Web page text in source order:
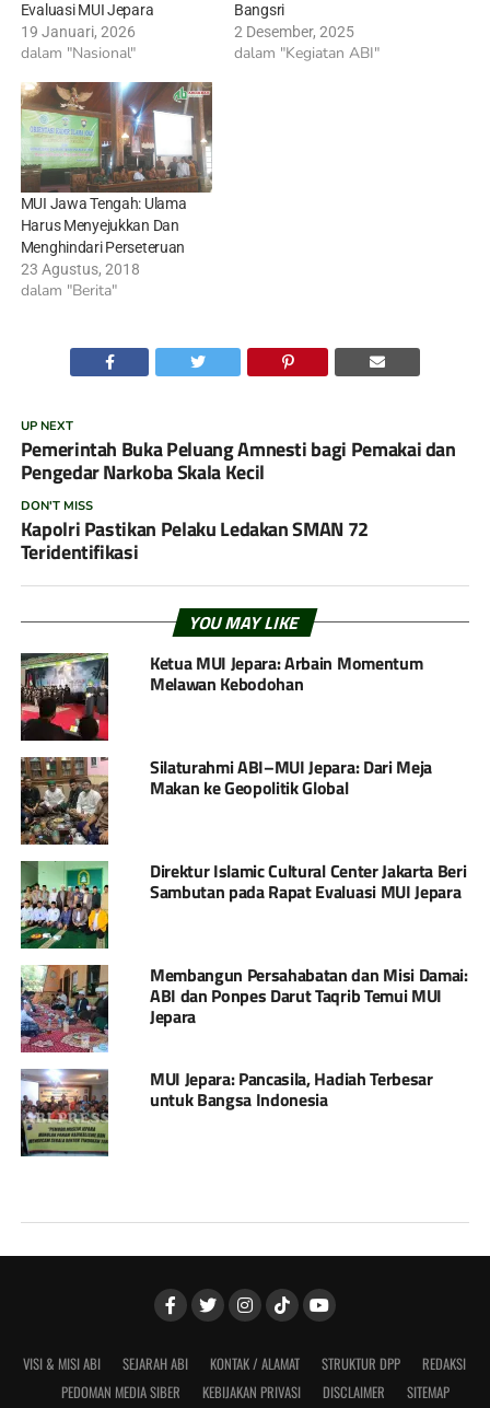
Evaluasi MUI Jepara
19 Januari, 2026
dalam "Nasional"
Bangsri
2 Desember, 2025
dalam "Kegiatan ABI"
MUI Jawa Tengah: Ulama
Harus Menyejukkan Dan
Menghindari Perseteruan
23 Agustus, 2018
dalam "Berita"
UP NEXT
Pemerintah Buka Peluang Amnesti bagi Pemakai dan
Pengedar Narkoba Skala Kecil
DON'T MISS
Kapolri Pastikan Pelaku Ledakan SMAN 72
Teridentifikasi
YOU MAY LIKE
Ketua MUI Jepara: Arbain Momentum
Melawan Kebodohan
Silaturahmi ABI–MUI Jepara: Dari Meja
Makan ke Geopolitik Global
Direktur Islamic Cultural Center Jakarta Beri
Sambutan pada Rapat Evaluasi MUI Jepara
Membangun Persahabatan dan Misi Damai:
ABI dan Ponpes Darut Taqrib Temui MUI
Jepara
MUI Jepara: Pancasila, Hadiah Terbesar
untuk Bangsa Indonesia
VISI & MISI ABI SEJARAH ABI KONTAK / ALAMAT STRUKTUR DPP
REDAKSI
PEDOMAN MEDIA SIBER
KEBIJAKAN PRIVASI DISCLAIMER SITEMAP